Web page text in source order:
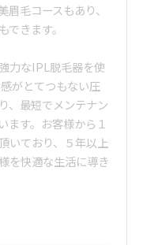
毛コースもあり、
きます。
力なIPL脱毛器を使
がとてつもない圧
、最短でメンテナン
ます。お客様から１
いており、５年以上
を快適な生活に導き